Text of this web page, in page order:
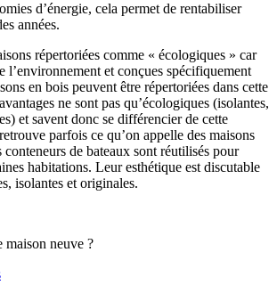
d’énergie, cela permet de rentabiliser
années.
répertoriées comme « écologiques » car
l’environnement et conçues spécifiquement
en bois peuvent être répertoriées dans cette
ne sont pas qu’écologiques (isolantes,
et savent donc se différencier de cette
parfois ce qu’on appelle des maisons
conteneurs de bateaux sont réutilisés pour
habitations. Leur esthétique est discutable
isolantes et originales.
maison neuve ?